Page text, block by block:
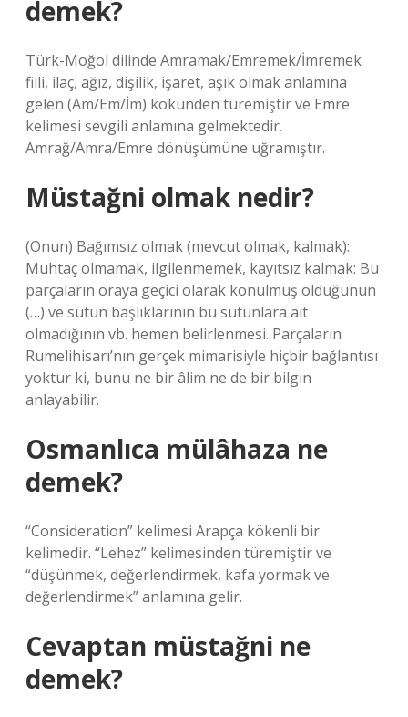
demek?
Türk-Moğol dilinde Amramak/Emremek/İmremek
fiili, ilaç, ağız, dişilik, işaret, aşık olmak anlamına
gelen (Am/Em/İm) kökünden türemiştir ve Emre
kelimesi sevgili anlamına gelmektedir.
Amrağ/Amra/Emre dönüşümüne uğramıştır.
Müstağni olmak nedir?
(Onun) Bağımsız olmak (mevcut olmak, kalmak):
Muhtaç olmamak, ilgilenmemek, kayıtsız kalmak: Bu
parçaların oraya geçici olarak konulmuş olduğunun
(…) ve sütun başlıklarının bu sütunlara ait
olmadığının vb. hemen belirlenmesi. Parçaların
Rumelihisarı’nın gerçek mimarisiyle hiçbir bağlantısı
yoktur ki, bunu ne bir âlim ne de bir bilgin
anlayabilir.
Osmanlıca mülâhaza ne
demek?
“Consideration” kelimesi Arapça kökenli bir
kelimedir. “Lehez” kelimesinden türemiştir ve
“düşünmek, değerlendirmek, kafa yormak ve
değerlendirmek” anlamına gelir.
Cevaptan müstağni ne
demek?